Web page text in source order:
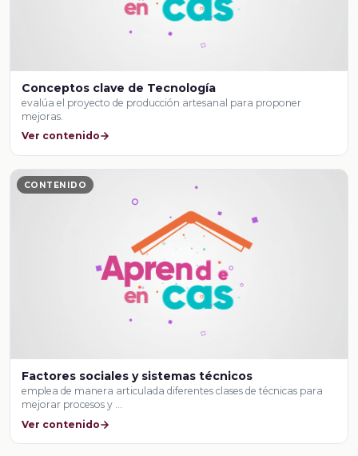
Conceptos clave de Tecnología
evalúa el proyecto de producción artesanal para proponer
mejoras.
Ver contenido
CONTENIDO
Factores sociales y sistemas técnicos
emplea de manera articulada diferentes clases de técnicas para
mejorar procesos y …
Ver contenido